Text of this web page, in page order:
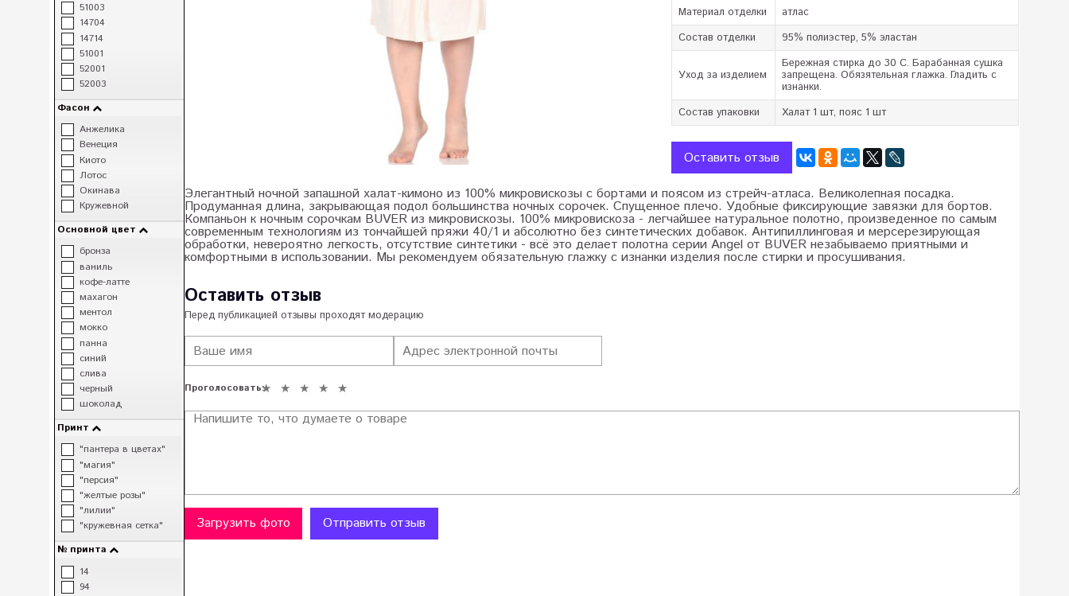
51003
14704
14714
51001
52001
52003
Фасон
Анжелика
Венеция
Киото
Лотос
Окинава
Кружевной
Основной цвет
бронза
ваниль
кофе-латте
махагон
ментол
мокко
панна
синий
слива
черный
шоколад
Принт
"пантера в цветах"
"магия"
"персия"
"желтые розы"
"лилии"
"кружевная сетка"
№ принта
14
94
Материал отделки
атлас
Состав отделки
95% полиэстер, 5% эластан
Уход за изделием
Бережная стирка до 30 C. Барабанная сушка
запрещена. Обязятельная глажка. Гладить с
изнанки.
Состав упаковки
Халат 1 шт, пояс 1 шт
Оставить отзыв
Элегантный ночной запашной халат-кимоно из 100% микровискозы с бортами и поясом из стрейч-атласа. Великолепная посадка.
Продуманная длина, закрывающая подол большинства ночных сорочек. Спущенное плечо. Удобные фиксирующие завязки для бортов.
Компаньон к ночным сорочкам BUVER из микровискозы. 100% микровискоза - легчайшее натуральное полотно, произведенное по самым
современным технологиям из тончайшей пряжи 40/1 и абсолютно без синтетических добавок. Антипиллинговая и мерсерезирующая
обработки, невероятно легкость, отсутствие синтетики - всё это делает полотна серии Angel от BUVER незабываемо приятными и
комфортными в использовании. Мы рекомендуем обязательную глажку с изнанки изделия после стирки и просушивания.
Оставить отзыв
Перед публикацией отзывы проходят модерацию
Проголосовать:
Загрузить фото Отправить отзыв